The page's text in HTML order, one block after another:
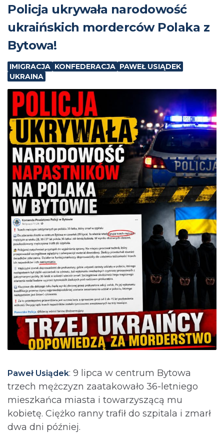
Policja ukrywała narodowość
ukraińskich morderców Polaka z
Bytowa!
IMIGRACJA KONFEDERACJA PAWEŁ USIĄDEK
UKRAINA
Paweł Usiądek: 9 lipca w centrum Bytowa
trzech mężczyzn zaatakowało 36-letniego
mieszkańca miasta i towarzyszącą mu
kobietę. Ciężko ranny trafił do szpitala i zmarł
dwa dni później.